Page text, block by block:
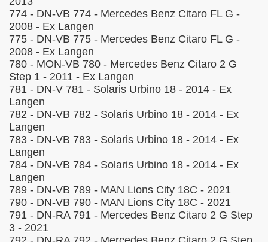
774 - DN-VB 774 - Mercedes Benz Citaro FL G -
2008 - Ex Langen
775 - DN-VB 775 - Mercedes Benz Citaro FL G -
2008 - Ex Langen
780 - MON-VB 780 - Mercedes Benz Citaro 2 G
Step 1 - 2011 - Ex Langen
781 - DN-V 781 - Solaris Urbino 18 - 2014 - Ex
Langen
782 - DN-VB 782 - Solaris Urbino 18 - 2014 - Ex
Langen
783 - DN-VB 783 - Solaris Urbino 18 - 2014 - Ex
Langen
784 - DN-VB 784 - Solaris Urbino 18 - 2014 - Ex
Langen
789 - DN-VB 789 - MAN Lions City 18C - 2021
790 - DN-VB 790 - MAN Lions City 18C - 2021
791 - DN-RA 791 - Mercedes Benz Citaro 2 G Step
3 - 2021